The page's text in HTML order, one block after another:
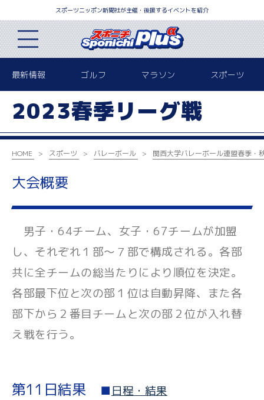
スポーツニッポン新聞社が主催・後援するイベントを紹介
最新情報 ゴルフ マラソン スポーツ
2023春季リーグ戦
HOME スポーツ バレーボール 関西大学バレーボール連盟春季・
大会概要
男子・64チーム、女子・67チームが加盟
し、それぞれ１部～７部で構成される。各部
共に全チームの総当たりにより順位を決定。
各部最下位と次の部１位は自動昇降、また各
部下から２番目チームと次の部２位が入れ替
え戦を行う。
第11日結果 ■日程・結果